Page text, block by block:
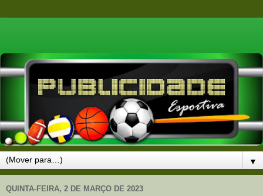
▼
QUINTA-FEIRA, 2 DE MARÇO DE 2023